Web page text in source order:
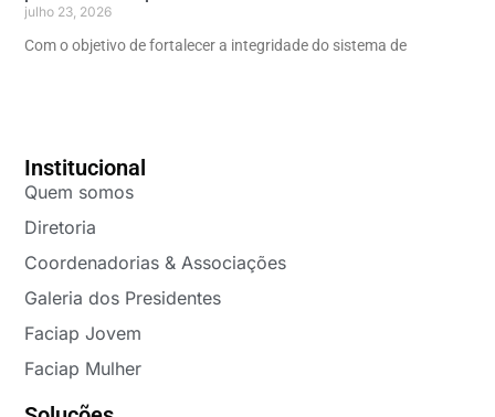
julho 23, 2026
Com o objetivo de fortalecer a integridade do sistema de
Institucional
Quem somos
Diretoria
Coordenadorias & Associações
Galeria dos Presidentes
Faciap Jovem
Faciap Mulher